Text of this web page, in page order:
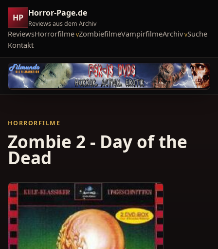
HP Horror-Page.de
Reviews aus dem Archiv
ReviewsHorrorfilme ZombiefilmeVampirfilmeArchiv Suche
Kontakt
HORRORFILME
Zombie 2 - Day of the
Dead